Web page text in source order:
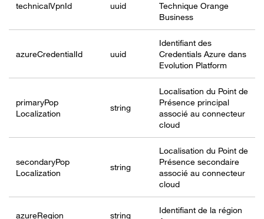
technicalVpnId uuid
Technique Orange
Business
azureCredentialId uuid
Identifiant des
Credentials Azure dans
Evolution Platform
primaryPop
Localization
string
Localisation du Point de
Présence principal
associé au connecteur
cloud
secondaryPop
Localization
string
Localisation du Point de
Présence secondaire
associé au connecteur
cloud
azureRegion string
Identifiant de la région